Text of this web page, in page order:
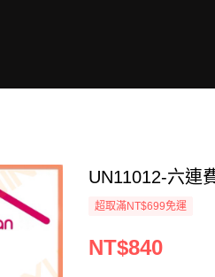
UN11012-六連
超取滿NT$699免運
NT$840